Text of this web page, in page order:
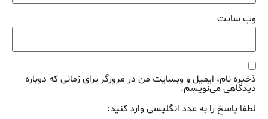
وب‌ سایت
ذخیره نام، ایمیل و وبسایت من در مرورگر برای زمانی که دوباره
دیدگاهی می‌نویسم.
لطفا پاسخ را به عدد انگلیسی وارد کنید: